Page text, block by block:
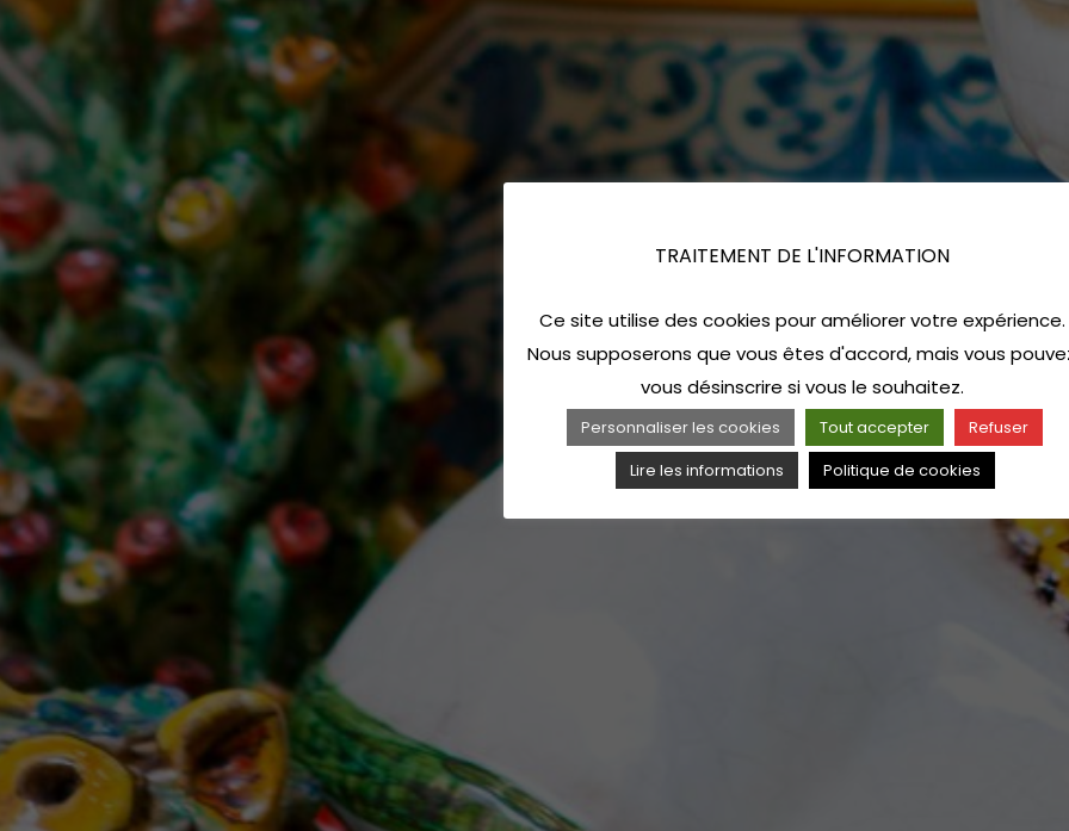
TRAITEMENT DE L'INFORMATION
Ce site utilise des cookies pour améliorer votre expérience.
Nous supposerons que vous êtes d'accord, mais vous
vous désinscrire si vous le souhaitez.
Personnaliser les cookies Tout accepter
Refuser
Lire les informations
Politique de cookies